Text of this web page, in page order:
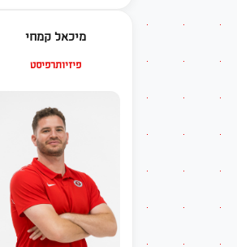
מיכאל קמחי
פיזיותרפיסט